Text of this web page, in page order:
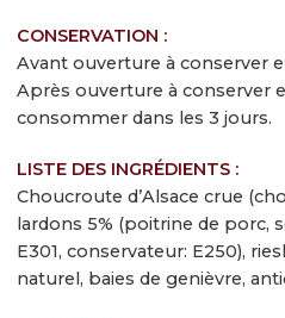
Lardons
CONSERVATION :
Avant ouverture à conserver
Après ouverture à conserver
consommer dans les 3 jours.
LISTE DES INGRÉDIENTS :
Choucroute d’Alsace crue
lardons 5% (poitrine de porc,
E301, conservateur: E250),
naturel, baies de genièvre,